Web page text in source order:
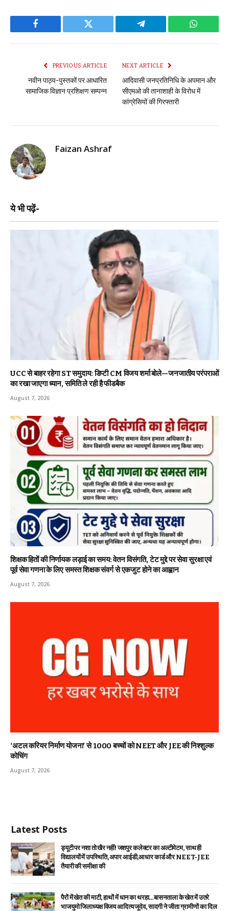
Facebook Twitter Telegram
PREVIOUS ARTICLE
नवीन पाठ्य-पुस्तकों पर आधारित
सामाजिक विज्ञान प्रशिक्षण सम्पन्न
NEXT ARTICLE
आदिवासी जनप्रतिनिधि के अपमान और
सीएमओ की तानाशाही के विरोध में
कांग्रेसियों की गिरफ्तारी
Faizan Ashraf
ये भी पढ़ें-
UCC से बाहर रहेगा ST समुदाय: डिप्टी CM विजय शर्मा बोले—जनजातीय परंपराओं
का रखा जाएगा ध्यान, समिति ले रही है फीडबैक
August 7, 2026
शिक्षक हितों की निर्णायक लड़ाई का समय: वेतन विसंगति, टेट मुद्दे पर सेवा सुरक्षा एवं
पूर्व सेवा गणना के लिए समस्त शिक्षक संवर्ग से एकजुट होने का आह्वान
August 7, 2026
‘अटल करियर निर्माण योजना’ से 1000 बच्चों को NEET और JEE की निश्शुल्क
कोचिंग
August 7, 2026
Latest Posts
ड्यूटी पर नशा तो खैर नहीं! जशपुर कलेक्टर का अल्टीमेटम, साथ ही
विद्यालयों में उपस्थिति, अपार आईडी,आधार कार्ड और NEET-JEE
तैयारी की समीक्षा की
पैरों में खेत की माटी, हाथों में धान का थरहा…बासनताला के खेत में उतरे
भाजयुमो जिलाध्यक्ष विजय आदित्य जूदेव, सादगी ने जीता ग्रामीणों का दिल